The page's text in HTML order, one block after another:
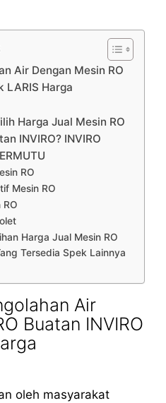
Air Dengan Mesin RO
LARIS Harga
Harga Jual Mesin RO
INVIRO? INVIRO
RO
Mesin RO
Harga Jual Mesin RO
Tersedia Spek Lainnya
Air
Buatan INVIRO
oleh masyarakat